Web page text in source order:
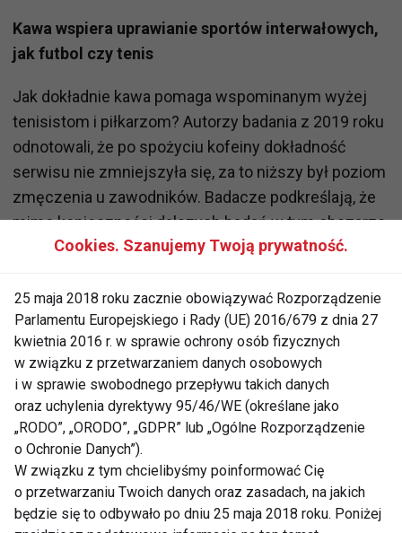
Kawa wspiera uprawianie sportów interwałowych,
jak futbol czy tenis
Jak dokładnie kawa pomaga wspominanym wyżej
tenisistom i piłkarzom? Autorzy badania z 2019 roku
odnotowali, że po spożyciu kofeiny dokładność
serwisu nie zmniejszyła się, za to niższy był poziom
zmęczenia u zawodników. Badacze podkreślają, że
mimo konieczności dalszych badań w tym obszarze,
wyniki dotyczące wpływu kofeiny na stan
ponieważ mecze zwykle odbywają się w
cieplejszych miesiącach i mogą przedłużać się aż
do osiągnięcia rozstrzygającego wyniku. Nie dziwi
więc, że sympatii do kawy nie kryje tenisowa
mistrzyni, Iga Świątek. W przypadku futbolistów
kofeina spożyta od 5 do 60 minut przed treningiem
może przyczynić się do poprawy kondycji fizycznej,
w tym m.in. poprawy skoczności, prędkości
powtarzalnego sprintu oraz czasu podczas biegów
na dłuższym dystansie. Naukowcy podkreślają, że
Cookies. Szanujemy Twoją prywatność.
25 maja 2018 roku zacznie obowiązywać Rozporządzenie
Parlamentu Europejskiego i Rady (UE) 2016/679 z dnia 27
kwietnia 2016 r. w sprawie ochrony osób fizycznych
w związku z przetwarzaniem danych osobowych
i w sprawie swobodnego przepływu takich danych
oraz uchylenia dyrektywy 95/46/WE (określane jako
„RODO”, „ORODO”, „GDPR” lub „Ogólne Rozporządzenie
o Ochronie Danych”).
W związku z tym chcielibyśmy poinformować Cię
o przetwarzaniu Twoich danych oraz zasadach, na jakich
będzie się to odbywało po dniu 25 maja 2018 roku. Poniżej